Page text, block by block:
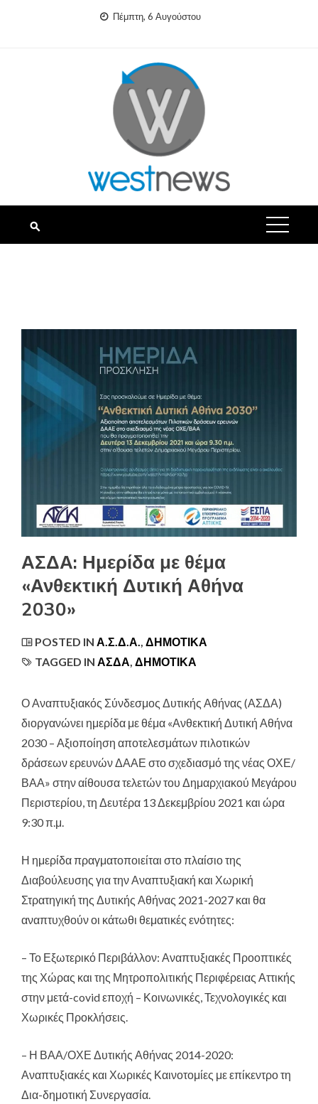
Πέμπτη, 6 Αυγούστου
ΑΣΔΑ: Ημερίδα με θέμα
«Ανθεκτική Δυτική Αθήνα
2030»
POSTED IN Α.Σ.Δ.Α.
ΔΗΜΟΤΙΚΆ
TAGGED IN ΑΣΔΑ ΔΗΜΟΤΙΚΑ
Ο Αναπτυξιακός Σύνδεσμος Δυτικής Αθήνας (ΑΣΔΑ)
διοργανώνει ημερίδα με θέμα «Ανθεκτική Δυτική Αθήνα
2030 – Αξιοποίηση αποτελεσμάτων πιλοτικών
δράσεων ερευνών ΔΑΑΕ στο σχεδιασμό της νέας ΟΧΕ/
ΒΑΑ» στην αίθουσα τελετών του Δημαρχιακού Μεγάρου
Περιστερίου, τη Δευτέρα 13 Δεκεμβρίου 2021 και ώρα
9:30 π.μ.
Η ημερίδα πραγματοποιείται στο πλαίσιο της
Διαβούλευσης για την Αναπτυξιακή και Χωρική
Στρατηγική της Δυτικής Αθήνας 2021-2027 και θα
αναπτυχθούν οι κάτωθι θεματικές ενότητες:
– Το Εξωτερικό Περιβάλλον: Αναπτυξιακές Προοπτικές
της Χώρας και της Μητροπολιτικής Περιφέρειας Αττικής
στην μετά-covid εποχή – Κοινωνικές, Τεχνολογικές και
Χωρικές Προκλήσεις.
– Η ΒΑΑ/ΟΧΕ Δυτικής Αθήνας 2014-2020:
Αναπτυξιακές και Χωρικές Καινοτομίες με επίκεντρο τη
Δια-δημοτική Συνεργασία.